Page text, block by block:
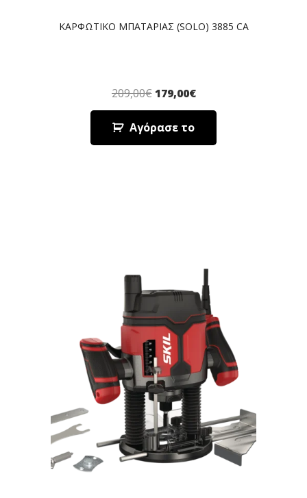
ΚΑΡΦΩΤΙΚΟ ΜΠΑΤΑΡΙΑΣ (SOLO) 3885 CA
209,00€ 179,00€
Αγόρασε το